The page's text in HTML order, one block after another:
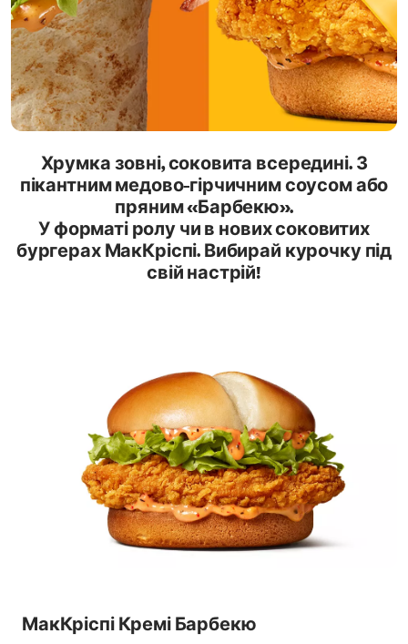
Хрумка зовні, соковита всередині. З
пікантним медово-гірчичним соусом або
пряним «Барбекю».
У форматі ролу чи в нових соковитих
бургерах МакКріспі. Вибирай курочку під
свій настрій!
МакКріспі Кремі Барбекю